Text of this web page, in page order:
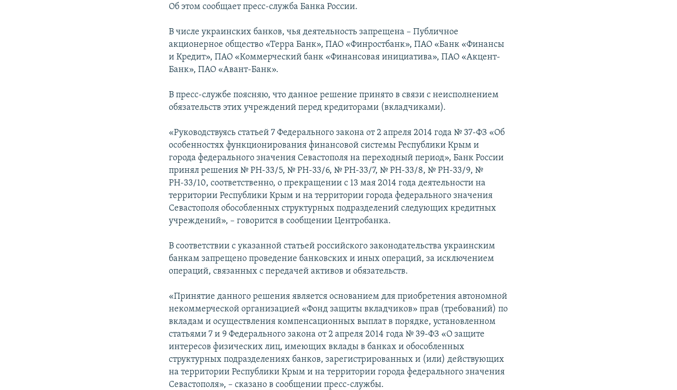
Об этом сообщает пресс-служба Банка России.
В числе украинских банков, чья деятельность запрещена – Публичное
акционерное общество «Терра Банк», ПАО «Финростбанк», ПАО «Банк «Финансы
и Кредит», ПАО «Коммерческий банк «Финансовая инициатива», ПАО «Акцент-
Банк», ПАО «Авант-Банк».
В пресс-службе поясняю, что данное решение принято в связи с неисполнением
обязательств этих учреждений перед кредиторами (вкладчиками).
«Руководствуясь статьей 7 Федерального закона от 2 апреля 2014 года № 37-ФЗ «Об
особенностях функционирования финансовой системы Республики Крым и
города федерального значения Севастополя на переходный период», Банк России
принял решения № РН-33/5, № РН-33/6, № РН-33/7, № РН-33/8, № РН-33/9, №
РН-33/10, соответственно, о прекращении с 13 мая 2014 года деятельности на
территории Республики Крым и на территории города федерального значения
Севастополя обособленных структурных подразделений следующих кредитных
учреждений», – говорится в сообщении Центробанка.
В соответствии с указанной статьей российского законодательства украинским
банкам запрещено проведение банковских и иных операций, за исключением
операций, связанных с передачей активов и обязательств.
«Принятие данного решения является основанием для приобретения автономной
некоммерческой организацией «Фонд защиты вкладчиков» прав (требований) по
вкладам и осуществления компенсационных выплат в порядке, установленном
статьями 7 и 9 Федерального закона от 2 апреля 2014 года № 39-ФЗ «О защите
интересов физических лиц, имеющих вклады в банках и обособленных
структурных подразделениях банков, зарегистрированных и (или) действующих
на территории Республики Крым и на территории города федерального значения
Севастополя», – сказано в сообщении пресс-службы.